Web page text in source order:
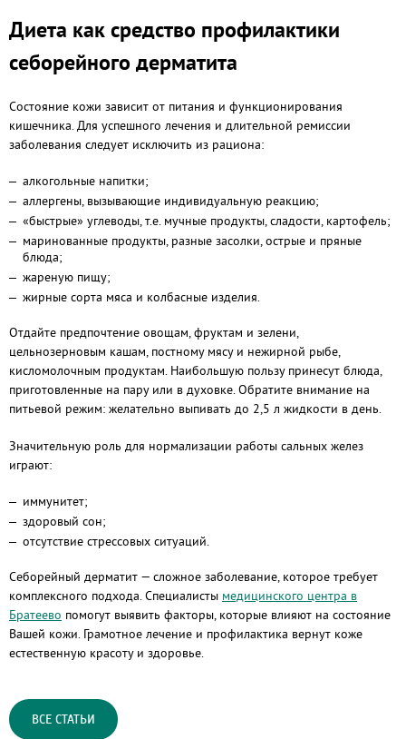
Диета как средство профилактики
себорейного дерматита
Состояние кожи зависит от питания и функционирования
кишечника. Для успешного лечения и длительной ремиссии
заболевания следует исключить из рациона:
алкогольные напитки;
аллергены, вызывающие индивидуальную реакцию;
«быстрые» углеводы, т.е. мучные продукты, сладости, картофель;
маринованные продукты, разные засолки, острые и пряные
блюда;
жареную пищу;
жирные сорта мяса и колбасные изделия.
Отдайте предпочтение овощам, фруктам и зелени,
цельнозерновым кашам, постному мясу и нежирной рыбе,
кисломолочным продуктам. Наибольшую пользу принесут блюда,
приготовленные на пару или в духовке. Обратите внимание на
питьевой режим: желательно выпивать до 2,5 л жидкости в день.
Значительную роль для нормализации работы сальных желез
играют:
иммунитет;
здоровый сон;
отсутствие стрессовых ситуаций.
Себорейный дерматит — сложное заболевание, которое требует
комплексного подхода. Специалисты медицинского центра в
Братеево помогут выявить факторы, которые влияют на состояние
Вашей кожи. Грамотное лечение и профилактика вернут коже
естественную красоту и здоровье.
ВСЕ СТАТЬИ